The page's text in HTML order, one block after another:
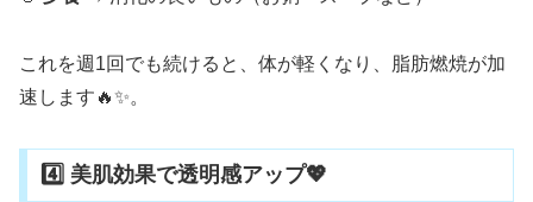
これを週1回でも続けると、体が軽くなり、脂肪燃焼が加
速します🔥✨。
4️⃣ 美肌効果で透明感アップ💖